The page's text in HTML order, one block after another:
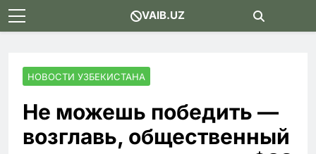
Skip
to
VAIB.UZ
НОВОСТИ УЗБЕКИСТАНА
Не можешь победить —
возглавь, общественный